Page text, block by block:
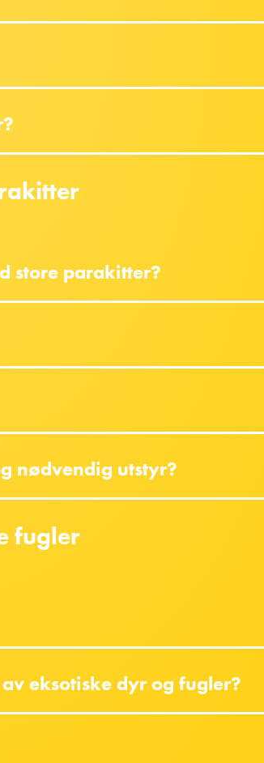
store parakitter?
nødvendig utstyr?
fugler
eksotiske dyr og fugler?